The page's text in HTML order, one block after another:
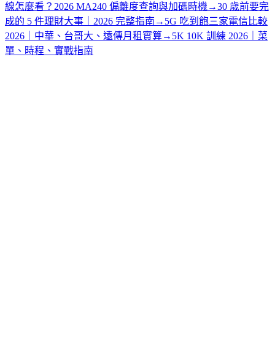
線怎麼看？2026 MA240 偏離度查詢與加碼時機 →30 歲前要完
成的 5 件理財大事｜2026 完整指南 → 5G 吃到飽三家電信比較
2026｜中華、台哥大、遠傳月租實算→ 5K 10K 訓練 2026｜菜
單、時程、實戰指南